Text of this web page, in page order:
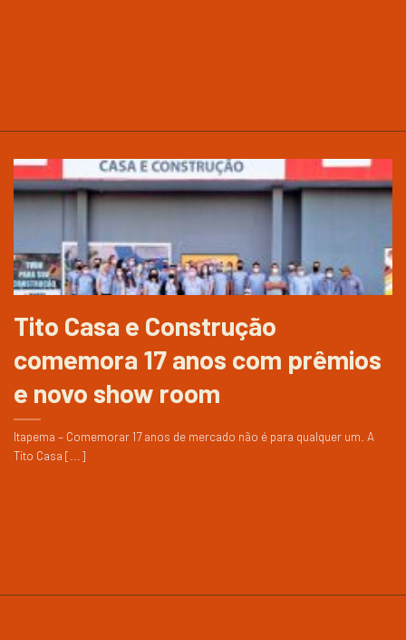
Tito Casa e Construção
comemora 17 anos com prêmios
e novo show room
Itapema – Comemorar 17 anos de mercado não é para qualquer um. A
Tito Casa [...]